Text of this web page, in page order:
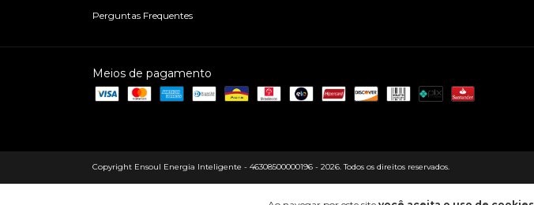
Perguntas Frequentes
Meios de pagamento
Copyright Ensoul Energia Inteligente - 46308500000196 - 2026. Todos os direitos reservados.